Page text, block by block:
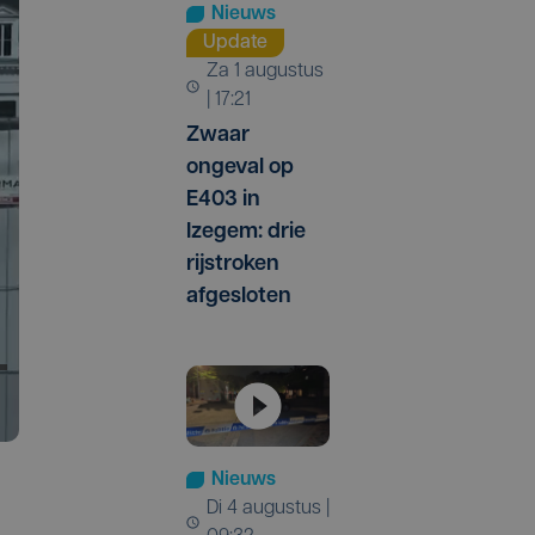
Nieuws
Update
za 1 augustus
| 17:21
Zwaar
ongeval op
E403 in
Izegem: drie
rijstroken
afgesloten
Nieuws
di 4 augustus |